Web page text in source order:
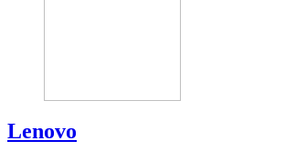
Lenovo